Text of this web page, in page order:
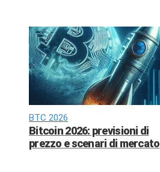
BTC 2026
Bitcoin 2026: previsioni di
prezzo e scenari di mercato